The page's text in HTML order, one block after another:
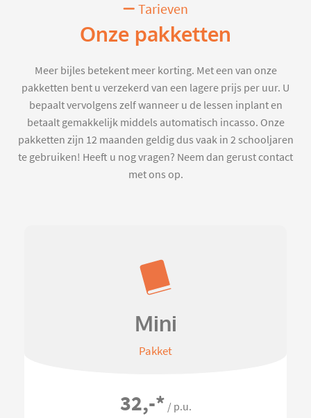
Tarieven
Onze pakketten
Meer bijles betekent meer korting. Met een van onze
pakketten bent u verzekerd van een lagere prijs per uur. U
bepaalt vervolgens zelf wanneer u de lessen inplant en
betaalt gemakkelijk middels automatisch incasso. Onze
pakketten zijn 12 maanden geldig dus vaak in 2 schooljaren
te gebruiken! Heeft u nog vragen? Neem dan gerust contact
met ons op.
Mini
Pakket
32,-* / p.u.